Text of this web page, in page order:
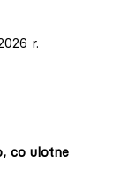
r.
co ulotne